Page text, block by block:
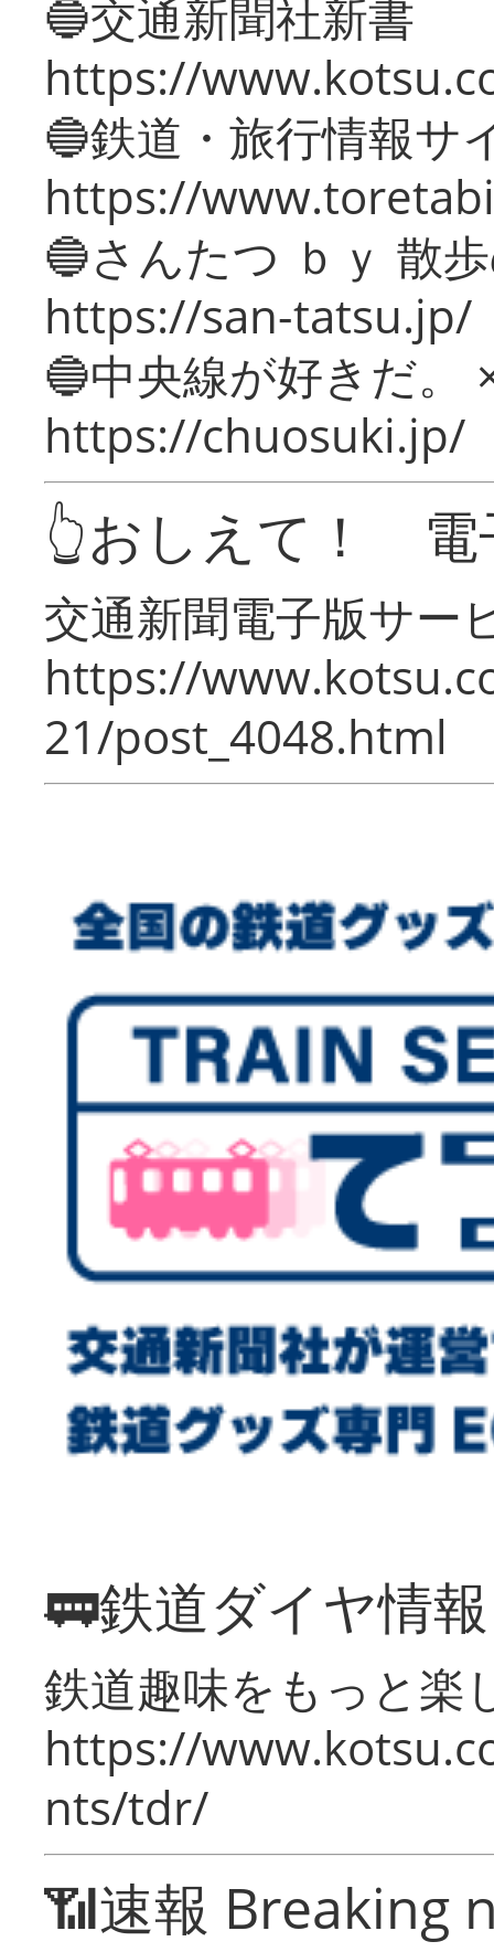
🔵交通新聞社新書
https://
🔵鉄道・旅行情報サ
https://
🔵さんたつ ｂｙ 散
https://san-tatsu.jp/
🔵中央線が好きだ。
https://chuosuki.jp/
👆おしえて！ 電
交通新聞電子版サー
https://
21/post_4048.html
🚃鉄道ダイヤ情
鉄道趣味をもっと楽
https://
nts/tdr/
📶速報 Breaking